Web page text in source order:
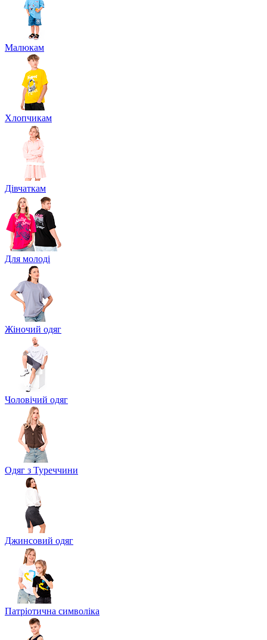
Малюкам
Хлопчикам
Дівчаткам
Для молоді
Жіночий одяг
Чоловічий одяг
Одяг з Туреччини
Джинсовий одяг
Патріотична символіка